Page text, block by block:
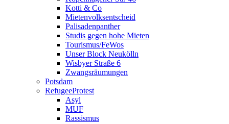
Kotti & Co
Mietenvolksentscheid
Palisadenpanther
Studis gegen hohe Mieten
Tourismus/FeWos
Unser Block Neukölln
Wisbyer Straße 6
Zwangsräumungen
Potsdam
RefugeeProtest
Asyl
MUF
Rassismus